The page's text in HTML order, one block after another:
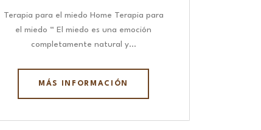
Terapia para el miedo Home Terapia para
el miedo “ El miedo es una emoción
completamente natural y…
MÁS INFORMACIÓN